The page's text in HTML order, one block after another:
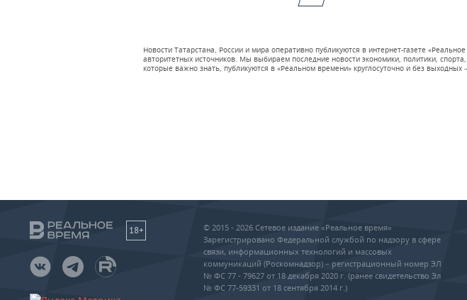
Новости Татарстана, России и мира оперативно публикуются в интернет-газете
авторитетных источников. Мы выбираем последние новости экономики, политики,
которые важно знать, публикуются в «Реальном времени» круглосуточно и без выходных
18+
© 2015 - 2026 Сетевое издание «Реальное время»
Зарегистрировано Федеральной службой по надзору в сфере
связи, информационных технологий и массовых
коммуникаций (Роскомнадзор) – регистрационный номер ЭЛ
№ ФС 77 - 79627 от 18 декабря 2020 г. (ранее свидетельство Эл
№ ФС 77-59331 от 18 сентября 2014 г.)